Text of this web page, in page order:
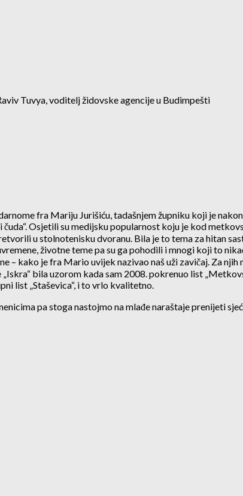
Tuvya, voditelj židovske agencije u Budimpešti
fra Mariju Jurišiću, tadašnjem župniku koji je
Osjetili su medijsku popularnost koju je kod
u stolnotenisku dvoranu. Bila je to tema za hitan
životne teme pa su ga pohodili i mnogi koji to
kako je fra Mario uvijek nazivao naš uži zavičaj. Za njih
bila uzorom kada sam 2008. pokrenuo list
list „Staševica“, i to vrlo kvalitetno.
pa stoga nastojmo na mlađe naraštaje prenijeti